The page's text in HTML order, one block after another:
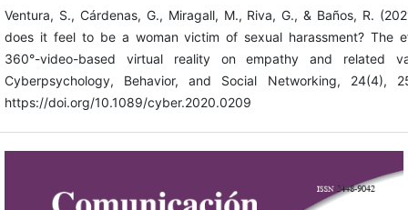
Ventura, S., Cárdenas, G., Miragall, M., Riva, G., & Baños, R.
does it feel to be a woman victim of sexual harassment? The
360°-video-based virtual reality on empathy and related
Cyberpsychology, Behavior, and Social Networking, 24(4),
https://doi.org/10.1089/cyber.2020.0209